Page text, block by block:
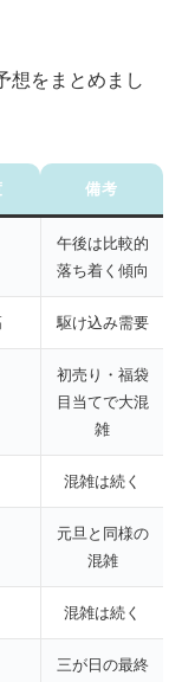
想をまとめまし
備考
午後は比較的
落ち着く傾向
駆け込み需要
初売り・福袋
目当てで大混
雑
混雑は続く
元旦と同様の
混雑
混雑は続く
三が日の最終